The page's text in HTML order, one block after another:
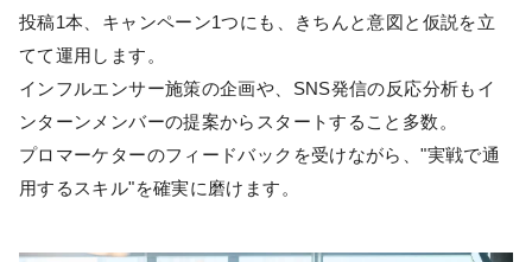
投稿1本、キャンペーン1つにも、きちんと意図と仮説を立
てて運用します。
インフルエンサー施策の企画や、SNS発信の反応分析もイ
ンターンメンバーの提案からスタートすること多数。
プロマーケターのフィードバックを受けながら、"実戦で通
用するスキル"を確実に磨けます。